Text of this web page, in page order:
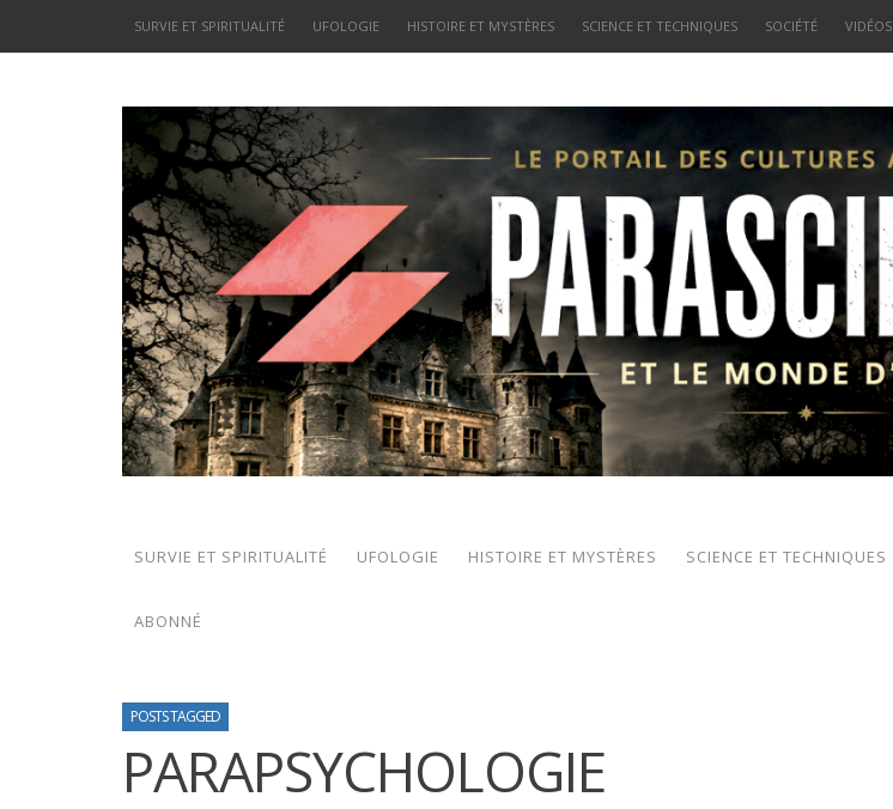
SURVIE ET SPIRITUALITÉ UFOLOGIE HISTOIRE ET MYSTÈRES SCIENCE ET TECHNIQUES SOCIÉTÉ VIDÉOS
SURVIE ET SPIRITUALITÉ UFOLOGIE HISTOIRE ET MYSTÈRES SCIENCE ET TECHNIQUES
ABONNÉ
POSTS TAGGED
PARAPSYCHOLOGIE